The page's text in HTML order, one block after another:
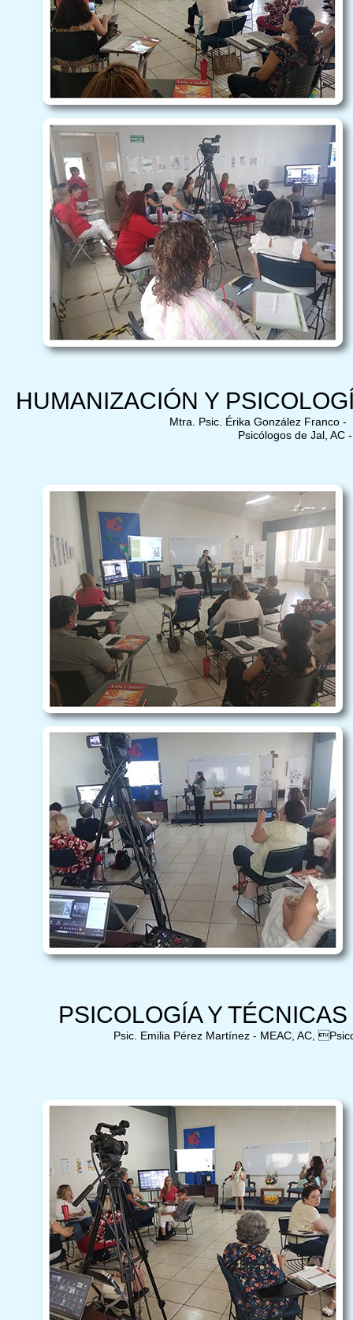
HUMANIZACIÓN Y
Mtra. Psic. Érika González Franco
Psicólogos de Jal, AC -
PSICOLOGÍA Y
Psic. Emilia Pérez Martínez - MEAC, AC,